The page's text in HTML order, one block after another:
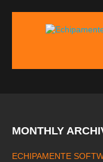
MONTHLY
ECHIPAMENTE